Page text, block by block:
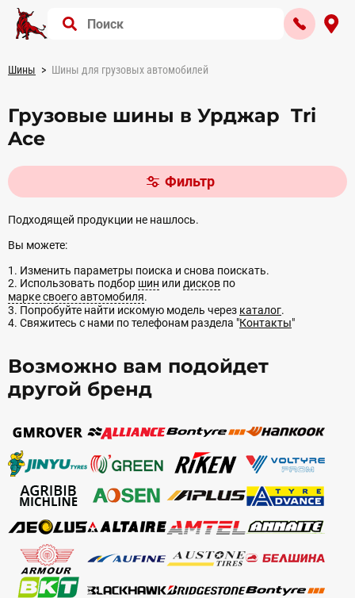
Шины Шины для грузовых автомобилей
Грузовые шины в Урджар Tri
Ace
Фильтр
Подходящей продукции не нашлось.
Вы можете:
1. Изменить параметры поиска и снова поискать.
2. Использовать подбор шин или дисков по
марке своего автомобиля.
3. Попробуйте найти искомую модель через каталог.
4. Свяжитесь с нами по телефонам раздела "Контакты"
Возможно вам подойдет
другой бренд